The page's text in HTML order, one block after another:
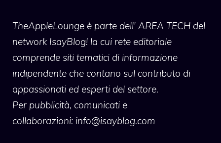
TheAppleLounge è parte dell' AREA TECH del
network IsayBlog! la cui rete editoriale
comprende siti tematici di informazione
indipendente che contano sul contributo di
appassionati ed esperti del settore.
Per pubblicità, comunicati e
collaborazioni: info@isayblog.com